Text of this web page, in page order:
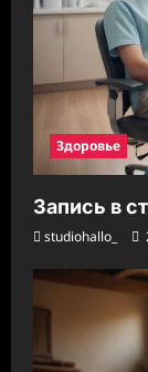
Здоровье
Запись в
studiohallo_